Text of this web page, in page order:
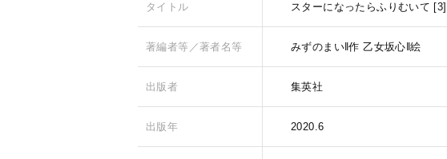
タイトル スターになったらふりむいて [3]
著編者等／著者名等 みずのまい‖作 乙女坂心‖絵
出版者 集英社
出版年 2020.6